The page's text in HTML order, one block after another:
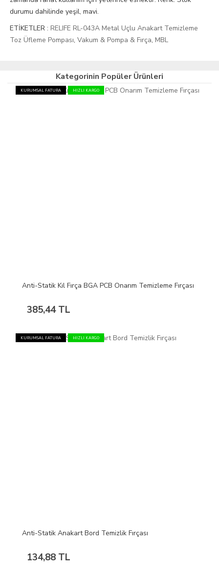
durumu dahilinde yeşil, mavi.
ETİKETLER : RELIFE RL-043A Metal Uçlu Anakart Temizleme
Toz Üfleme Pompası, Vakum & Pompa & Fırça, MBL
Kategorinin Popüler Ürünleri
KURUMSAL FATURA HIZLI KARGO
Anti-Statik Kıl Fırça BGA PCB Onarım Temizleme Fırçası
385,44 TL
KURUMSAL FATURA HIZLI KARGO
Anti-Statik Anakart Bord Temizlik Fırçası
134,88 TL